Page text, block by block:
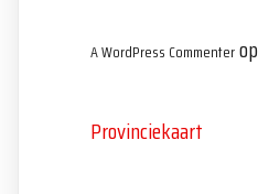
A WordPress Commenterop
Provinciekaart